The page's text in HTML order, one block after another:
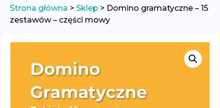
Strona główna > Sklep > Domino gramatyczne – 15
zestawów – części mowy